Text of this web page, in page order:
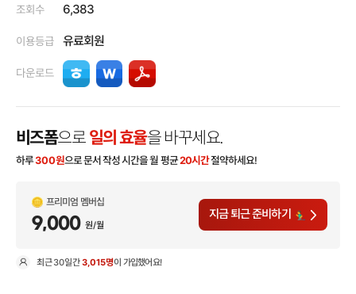
조회수 6,383
이용등급 유료회원
다운로드
비즈폼으로 일의 효율을 바꾸세요.
하루300원으로 문서 작성 시간을 월 평균20시간절약하세요!
프리미엄 멤버십
9,000 원/월
지금 퇴근 준비하기
최근30일간3,015명이 가입했어요!